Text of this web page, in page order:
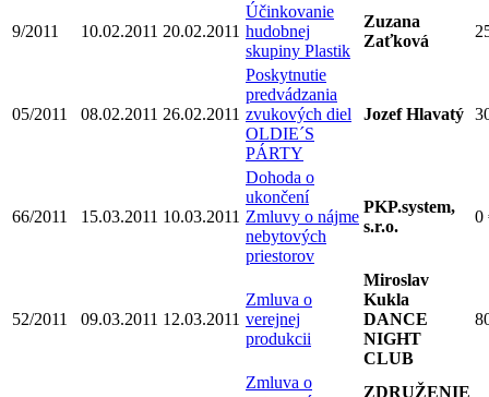
9/2011 10.02.2011 20.02.2011
Účinkovanie
hudobnej
skupiny Plastik
Zuzana
Zaťková
05/2011 08.02.2011 26.02.2011
Poskytnutie
predvádzania
zvukových diel
OLDIE´S
PÁRTY
Jozef Hlavatý
66/2011 15.03.2011 10.03.2011
Dohoda o
ukončení
Zmluvy o nájme
nebytových
priestorov
PKP.system,
s.r.o.
0
52/2011 09.03.2011 12.03.2011
Zmluva o
verejnej
produkcii
Miroslav
Kukla
DANCE
NIGHT
CLUB
Zmluva o
ZDRUŽENIE